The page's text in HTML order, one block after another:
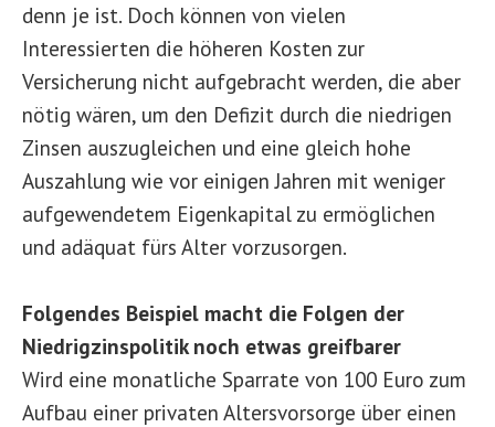
denn je ist. Doch können von vielen
Interessierten die höheren Kosten zur
Versicherung nicht aufgebracht werden, die aber
nötig wären, um den Defizit durch die niedrigen
Zinsen auszugleichen und eine gleich hohe
Auszahlung wie vor einigen Jahren mit weniger
aufgewendetem Eigenkapital zu ermöglichen
und adäquat fürs Alter vorzusorgen.
Folgendes Beispiel macht die Folgen der
Niedrigzinspolitik noch etwas greifbarer
Wird eine monatliche Sparrate von 100 Euro zum
Aufbau einer privaten Altersvorsorge über einen